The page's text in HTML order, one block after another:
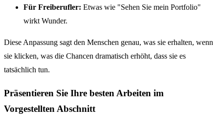
Für Freiberufler: Etwas wie "Sehen Sie mein Portfolio"
wirkt Wunder.
Diese Anpassung sagt den Menschen genau, was sie erhalten, wenn
sie klicken, was die Chancen dramatisch erhöht, dass sie es
tatsächlich tun.
Präsentieren Sie Ihre besten Arbeiten im
Vorgestellten Abschnitt